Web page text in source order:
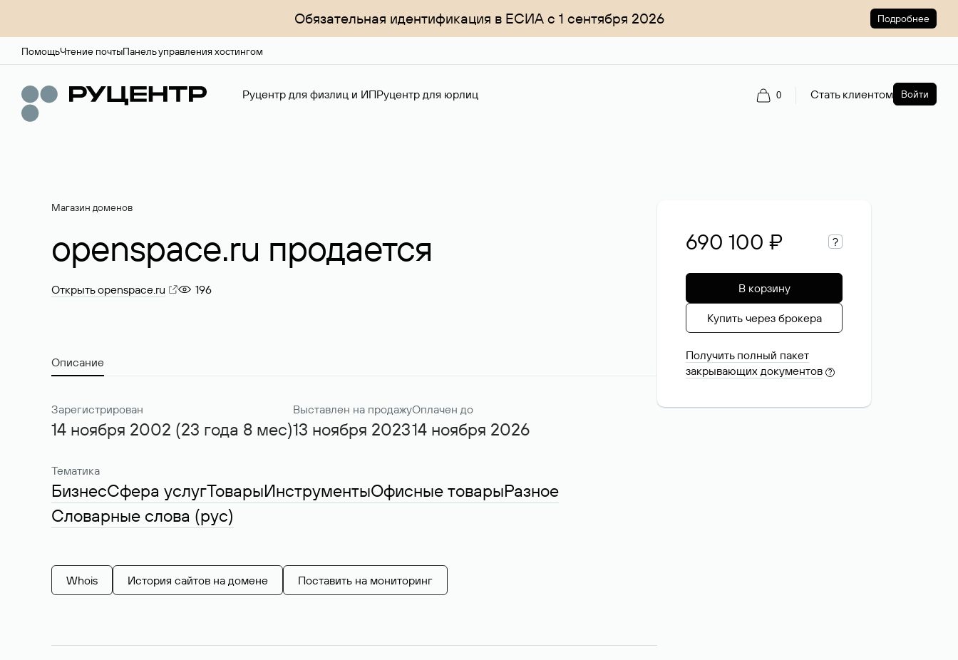
Обязательная идентификация в ЕСИА с 1 сентября 2026 Подробнее
ПомощьЧтение почтыПанель управления хостингом
Руцентр для физлиц и ИПРуцентр для юрлиц 0 Стать клиентом Войти
Магазин доменов
openspace.ru продается
Открыть openspace.ru 196
Описание
Зарегистрирован
14 ноября 2002 (23 года 8 мес)
Выставлен на продажу
13 ноября 2023
Оплачен до
14 ноября 2026
Тематика
БизнесСфера услугТоварыИнструментыОфисные товарыРазное
Словарные слова (рус)
Whois История сайтов на домене Поставить на мониторинг
690 100 ₽ ?
В корзину
Купить через брокера
Получить полный пакет
закрывающих документов ?